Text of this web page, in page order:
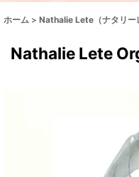
ホーム > Nathalie Lete（​ナタリー
Nathalie Lete